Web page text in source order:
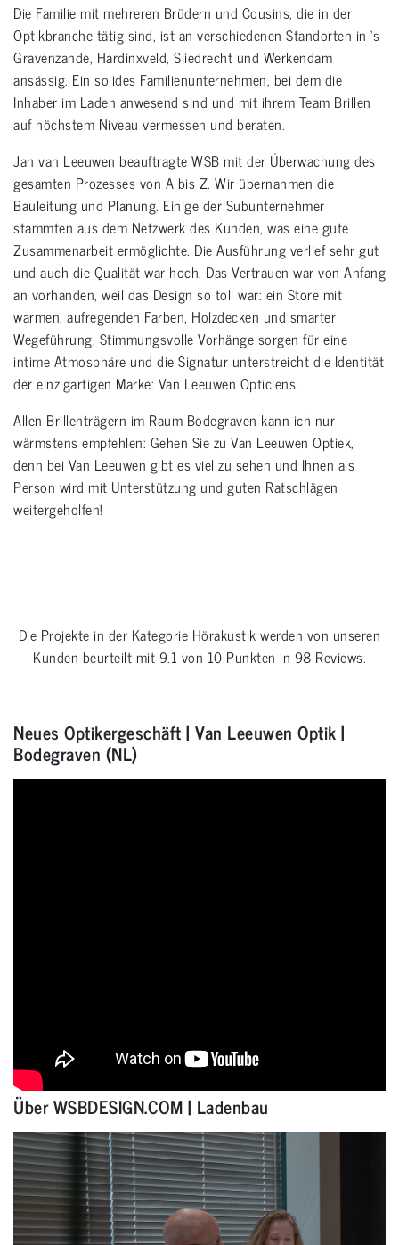
Die Familie mit mehreren Brüdern und Cousins, die in der
Optikbranche tätig sind, ist an verschiedenen Standorten in ‘s
Gravenzande, Hardinxveld, Sliedrecht und Werkendam
ansässig. Ein solides Familienunternehmen, bei dem die
Inhaber im Laden anwesend sind und mit ihrem Team Brillen
auf höchstem Niveau vermessen und beraten.
Jan van Leeuwen beauftragte WSB mit der Überwachung des
gesamten Prozesses von A bis Z. Wir übernahmen die
Bauleitung und Planung. Einige der Subunternehmer
stammten aus dem Netzwerk des Kunden, was eine gute
Zusammenarbeit ermöglichte. Die Ausführung verlief sehr gut
und auch die Qualität war hoch. Das Vertrauen war von Anfang
an vorhanden, weil das Design so toll war: ein Store mit
warmen, aufregenden Farben, Holzdecken und smarter
Wegeführung. Stimmungsvolle Vorhänge sorgen für eine
intime Atmosphäre und die Signatur unterstreicht die Identität
der einzigartigen Marke: Van Leeuwen Opticiens.
Allen Brillenträgern im Raum Bodegraven kann ich nur
wärmstens empfehlen: Gehen Sie zu Van Leeuwen Optiek,
denn bei Van Leeuwen gibt es viel zu sehen und Ihnen als
Person wird mit Unterstützung und guten Ratschlägen
weitergeholfen!
Die Projekte in der Kategorie Hörakustikwerden von unseren
Kunden beurteilt mit9.1 von 10 Punkten in 98 Reviews.
Neues Optikergeschäft | Van Leeuwen Optik |
Bodegraven (NL)
Über WSBDESIGN.COM | Ladenbau